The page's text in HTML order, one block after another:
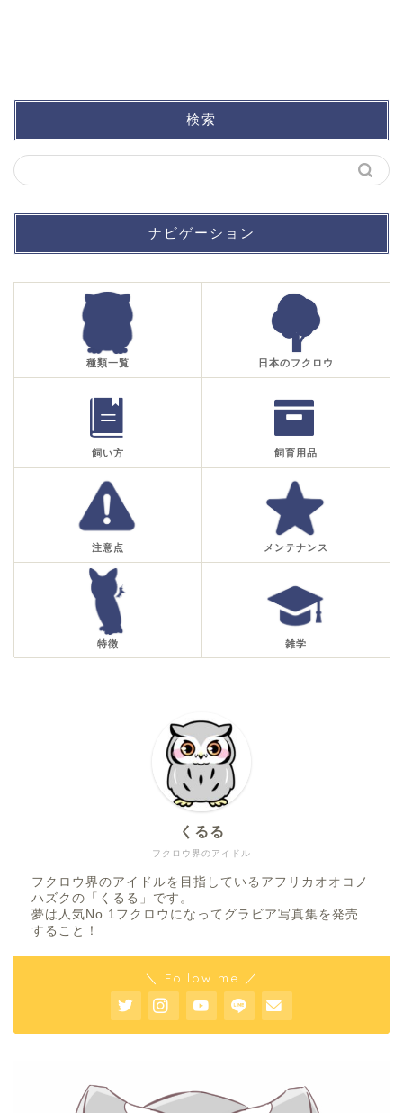
検索
ナビゲーション
種類一覧 日本のフクロウ
飼い方 飼育用品
注意点 メンテナンス
特徴 雑学
フクロウ界のアイドル
くるる
フクロウ界のアイドルを目指しているアフリカオオコノ
ハズクの「くるる」です。
夢は人気No.1フクロウになってグラビア写真集を発売
すること！
＼ Follow me ／